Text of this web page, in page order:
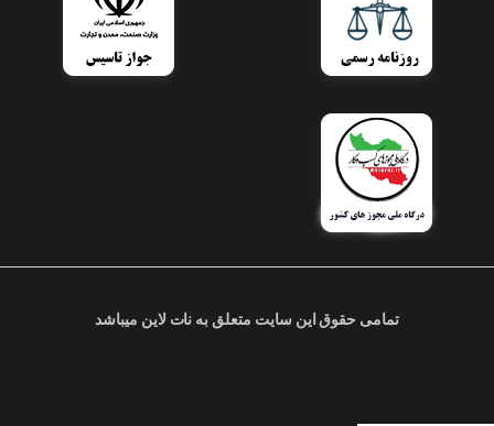
تمامی حقوق این سایت متعلق به نات لاین میباشد